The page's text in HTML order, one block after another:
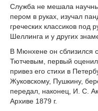
Служба не мешала
пером в руках, изучал
греческих классиков под
Шеллинга и у других
В Мюнхене он сблизился
Тютчевым, первый оценил
привез его стихи в
Жуковскому, Пушкину,
передал, наконец, И. С.
Архиве 1879 г.